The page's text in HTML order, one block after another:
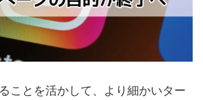
ことを活かして、より細かいター